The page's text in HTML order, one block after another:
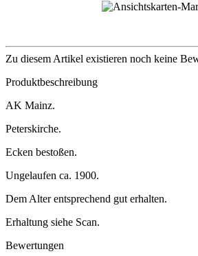
Zu diesem Artikel existieren noch keine
Produktbeschreibung
AK Mainz.
Peterskirche.
Ecken bestoßen.
Ungelaufen ca. 1900.
Dem Alter entsprechend gut erhalten.
Erhaltung siehe Scan.
Bewertungen